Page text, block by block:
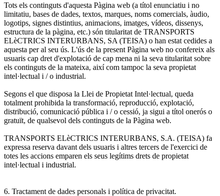
Tots els continguts d'aquesta Pàgina web (a títol enunciatiu i no
limitatiu, bases de dades, textos, marques, noms comercials, àudio,
logotips, signes distintius, animacions, imatges, vídeos, dissenys,
estructura de la pàgina, etc.) són titularitat de TRANSPORTS
ELèCTRICS INTERURBANS, SA (TEISA) o han estat cedides a
aquesta per al seu ús. L'ús de la present Pàgina web no confereix als
usuaris cap dret d'explotació de cap mena ni la seva titularitat sobre
els continguts de la mateixa, així com tampoc la seva propietat
intel·lectual i / o industrial.
Segons el que disposa la Llei de Propietat Intel·lectual, queda
totalment prohibida la transformació, reproducció, explotació,
distribució, comunicació pública i / o cessió, ja sigui a títol onerós o
gratuït, de qualsevol dels continguts de la Pàgina web.
TRANSPORTS ELèCTRICS INTERURBANS, S.A. (TEISA) fa
expressa reserva davant dels usuaris i altres tercers de l'exercici de
totes les accions emparen els seus legítims drets de propietat
intel·lectual i industrial.
6. Tractament de dades personals i política de privacitat.